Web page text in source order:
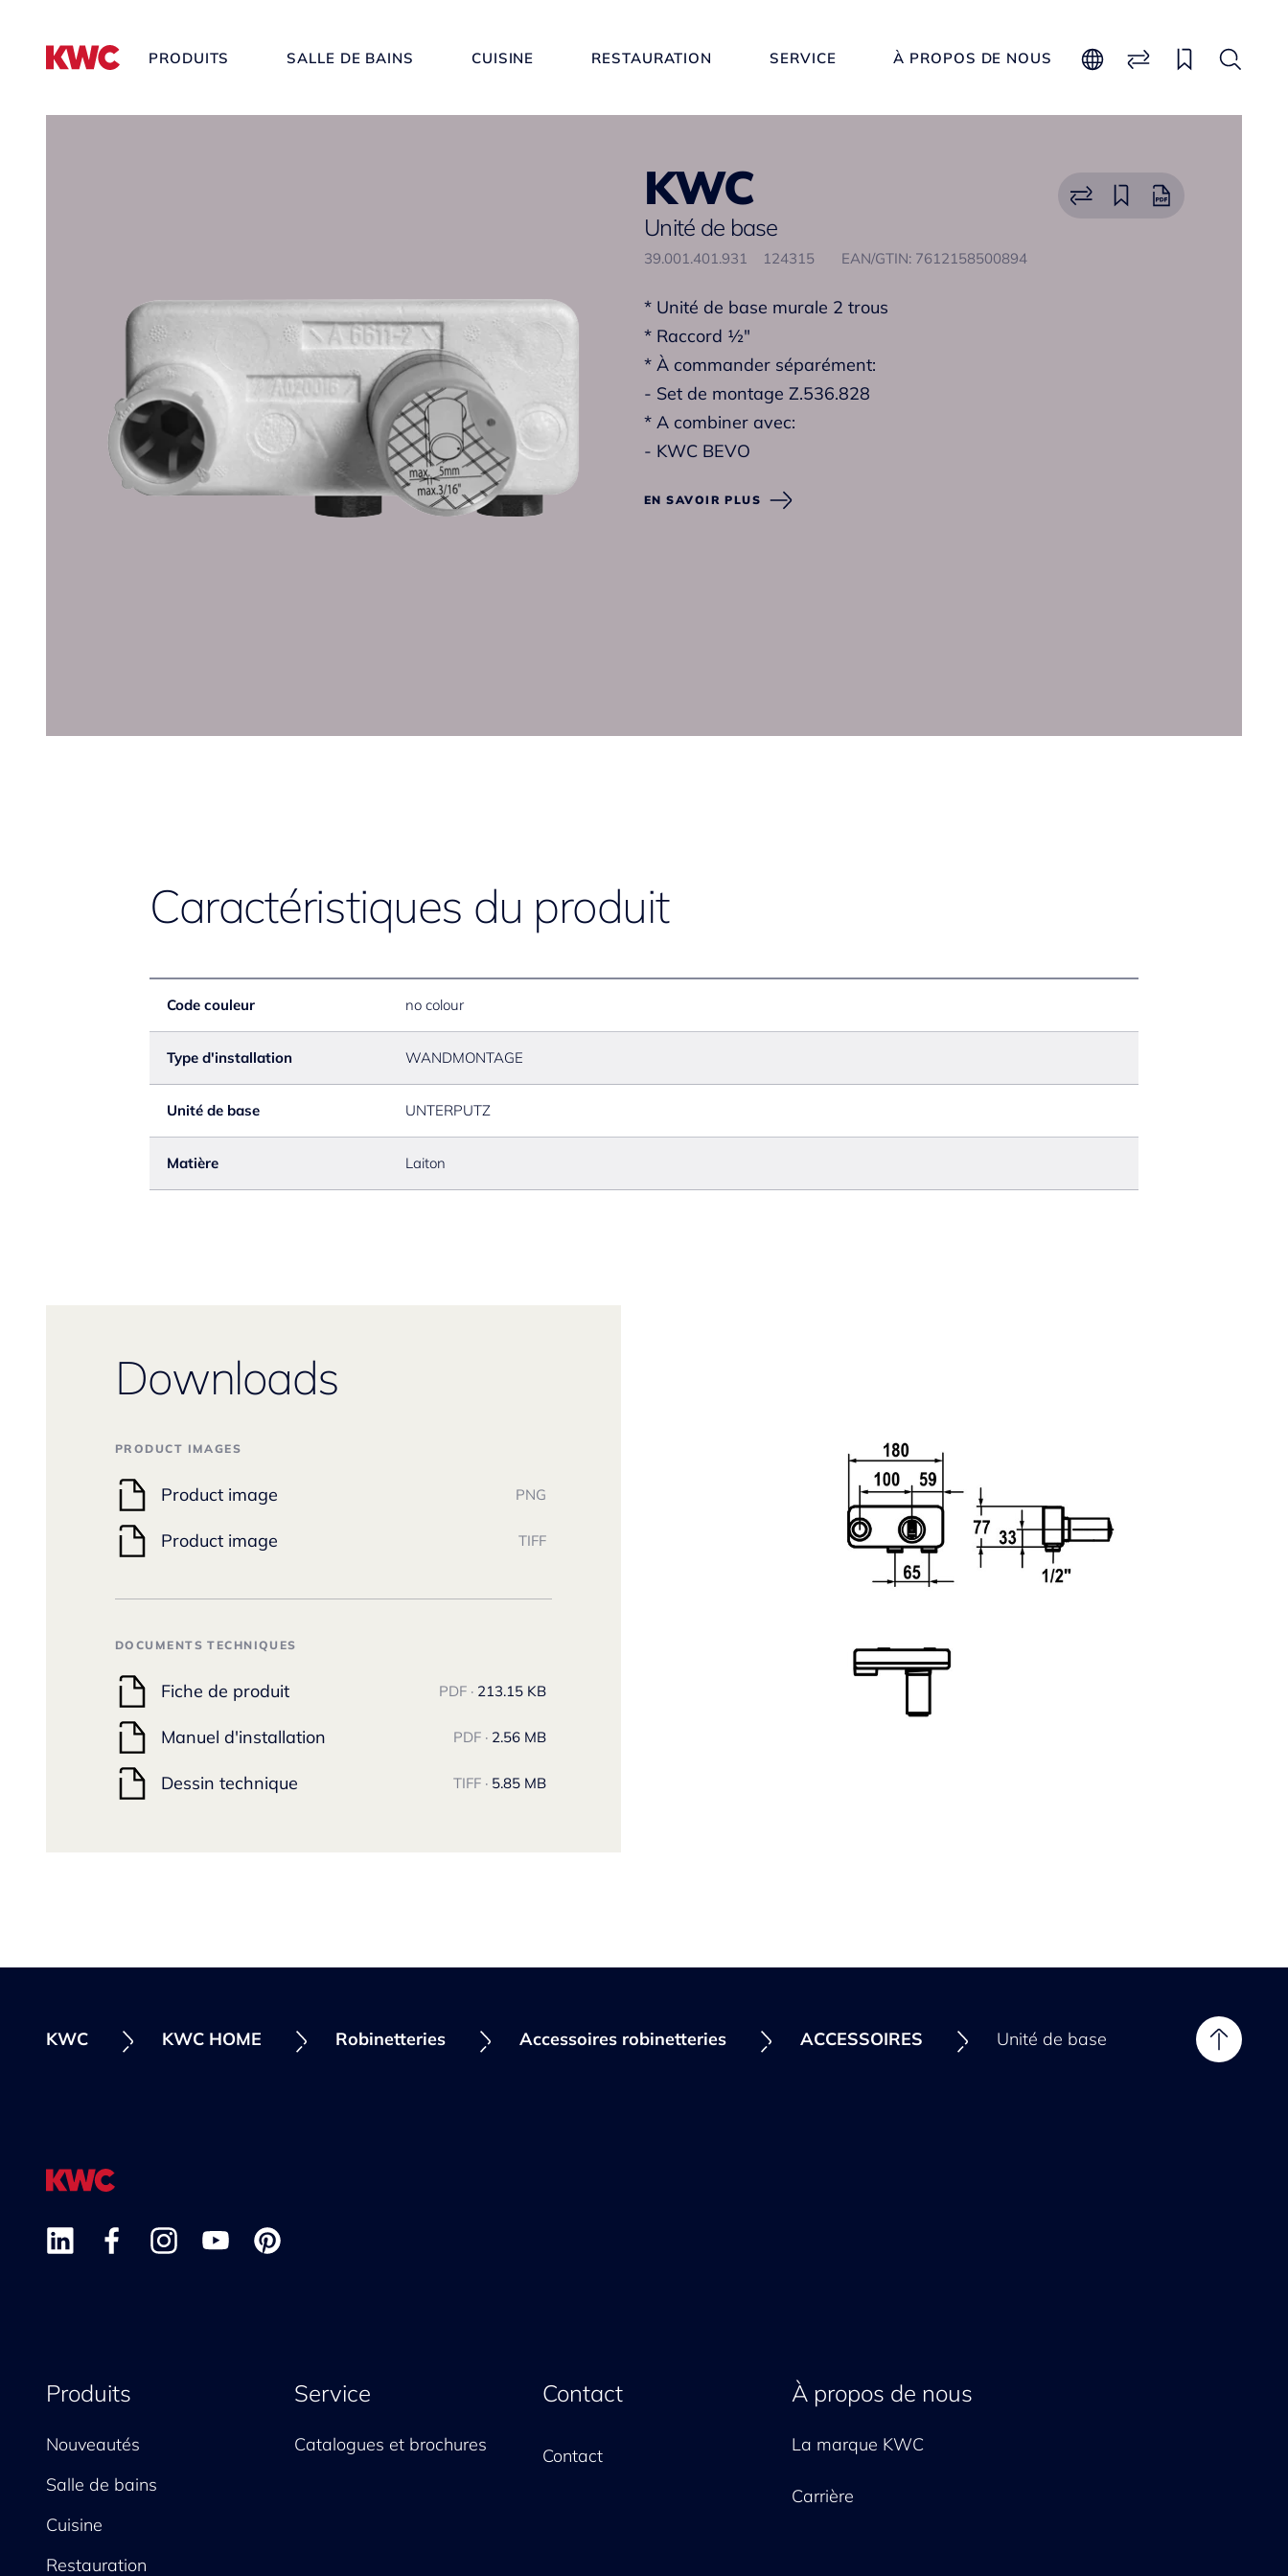
PRODUITS SALLE DE BAINS CUISINE RESTAURATION SERVICE À PROPOS DE NOUS
KWC
Unité de base
39.001.401.931 124315 EAN/GTIN: 7612158500894
* Unité de base murale 2 trous
* Raccord ½"
* À commander séparément:
- Set de montage Z.536.828
* A combiner avec:
- KWC BEVO
- KWC ELLA
EN SAVOIR PLUS
Caractéristiques du produit
Code couleur no colour
Type d'installation WANDMONTAGE
Unité de base UNTERPUTZ
Matière Laiton
Downloads
PRODUCT IMAGES
Product image PNG
Product image TIFF
DOCUMENTS TECHNIQUES
Fiche de produit PDF · 213.15 KB
Manuel d'installation PDF · 2.56 MB
Dessin technique TIFF · 5.85 MB
KWC KWC HOME Robinetteries Accessoires robinetteries ACCESSOIRES Unité de base
Produits
Nouveautés
Salle de bains
Cuisine
Restauration
Service
Catalogues et brochures
Contact
Contact
À propos de nous
La marque KWC
Carrière